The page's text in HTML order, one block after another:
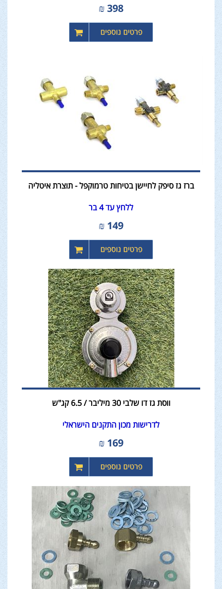
398
₪
ברז גז סיפק לחיישן בטיחות טרמוקפל - תוצרת איטליה
ללחץ עד 4 בר
149
₪
ווסת גז דו שלבי 30 מיליבר / 6.5 קג"ש
לדרישות מכון התקנים הישראלי
169
₪